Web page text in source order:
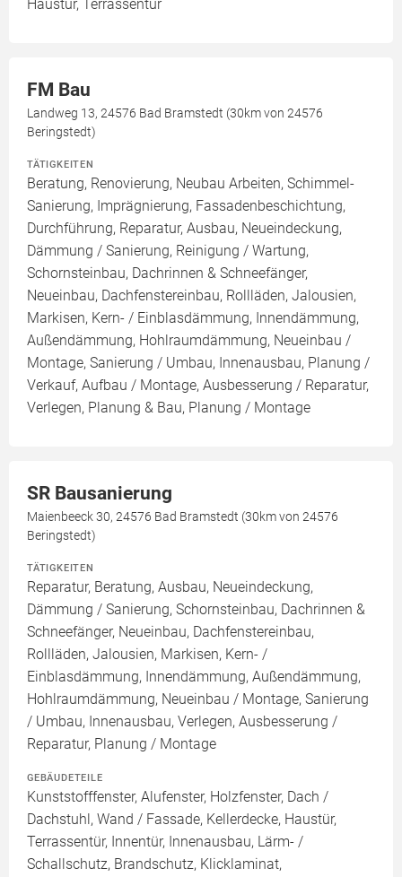
Haustür, Terrassentür
FM Bau
Landweg 13, 24576 Bad Bramstedt (30km von 24576
Beringstedt)
TÄTIGKEITEN
Beratung, Renovierung, Neubau Arbeiten, Schimmel-
Sanierung, Imprägnierung, Fassadenbeschichtung,
Durchführung, Reparatur, Ausbau, Neueindeckung,
Dämmung / Sanierung, Reinigung / Wartung,
Schornsteinbau, Dachrinnen & Schneefänger,
Neueinbau, Dachfenstereinbau, Rollläden, Jalousien,
Markisen, Kern- / Einblasdämmung, Innendämmung,
Außendämmung, Hohlraumdämmung, Neueinbau /
Montage, Sanierung / Umbau, Innenausbau, Planung /
Verkauf, Aufbau / Montage, Ausbesserung / Reparatur,
Verlegen, Planung & Bau, Planung / Montage
SR Bausanierung
Maienbeeck 30, 24576 Bad Bramstedt (30km von 24576
Beringstedt)
TÄTIGKEITEN
Reparatur, Beratung, Ausbau, Neueindeckung,
Dämmung / Sanierung, Schornsteinbau, Dachrinnen &
Schneefänger, Neueinbau, Dachfenstereinbau,
Rollläden, Jalousien, Markisen, Kern- /
Einblasdämmung, Innendämmung, Außendämmung,
Hohlraumdämmung, Neueinbau / Montage, Sanierung
/ Umbau, Innenausbau, Verlegen, Ausbesserung /
Reparatur, Planung / Montage
GEBÄUDETEILE
Kunststofffenster, Alufenster, Holzfenster, Dach /
Dachstuhl, Wand / Fassade, Kellerdecke, Haustür,
Terrassentür, Innentür, Innenausbau, Lärm- /
Schallschutz, Brandschutz, Klicklaminat,